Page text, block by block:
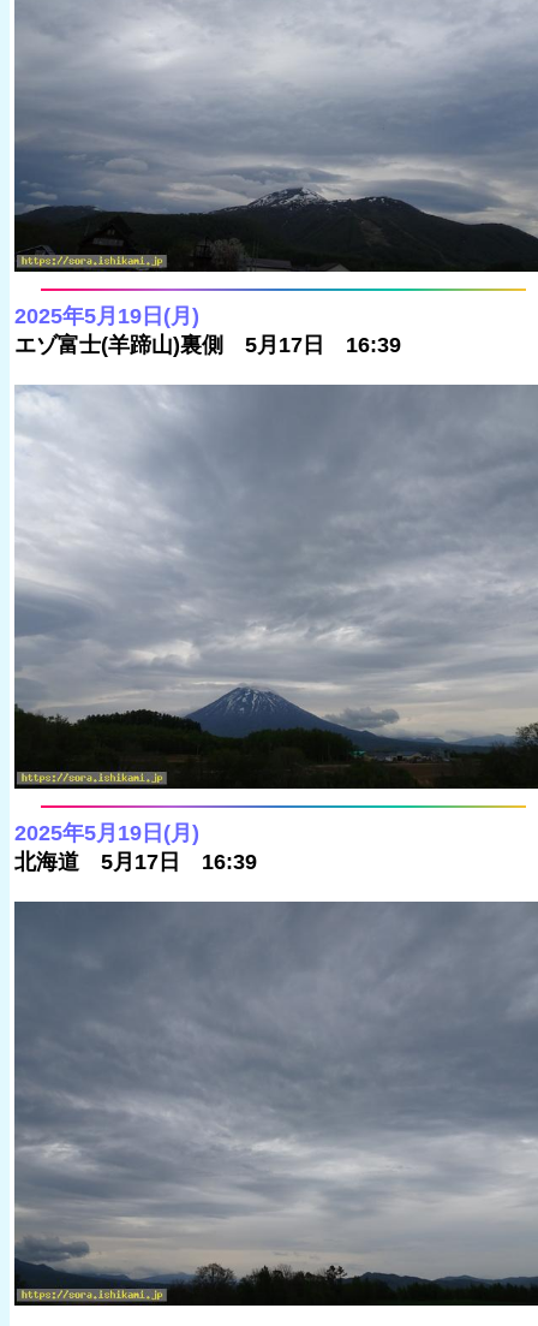
2025年5月19日(月)
エゾ富士(羊蹄山)裏側 5月17日 16:39
2025年5月19日(月)
北海道 5月17日 16:39